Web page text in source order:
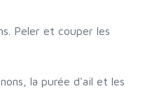
Peler et couper les
la purée d'ail et les